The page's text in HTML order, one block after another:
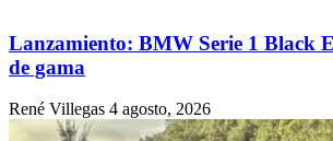
Lanzamiento: BMW Serie 1 Black
de gama
René Villegas 4 agosto, 2026